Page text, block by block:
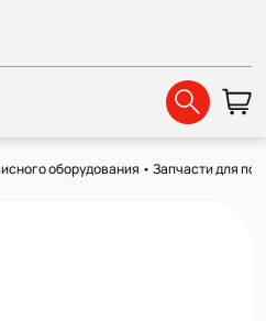
оборудования •Запчасти для